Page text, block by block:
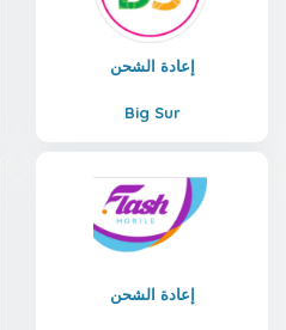
إعادة الشحن
Big Sur
إعادة الشحن